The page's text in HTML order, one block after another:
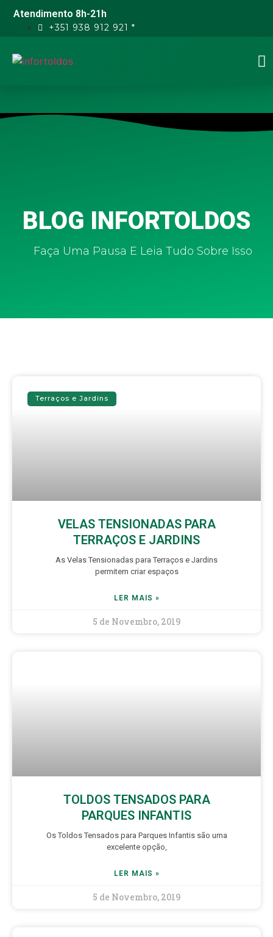
Atendimento 8h-21h
+351 938 912 921 *
BLOG INFORTOLDOS
Faça Uma Pausa E Leia Tudo Sobre Isso
Terraços e Jardins
VELAS TENSIONADAS PARA
TERRAÇOS E JARDINS
As Velas Tensionadas para Terraços e Jardins
permitem criar espaços
LER MAIS »
5 de Novembro, 2019
TOLDOS TENSADOS PARA
PARQUES INFANTIS
Os Toldos Tensados para Parques Infantis são uma
excelente opção,
LER MAIS »
5 de Novembro, 2019